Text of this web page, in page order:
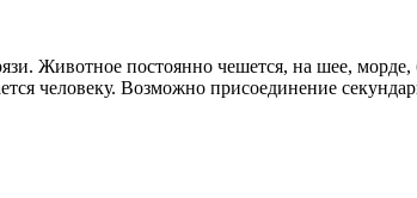
Животное постоянно чешется, на шее,
человеку. Возможно присоединение